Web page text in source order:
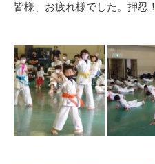
皆様、お疲れ様でした。押忍！